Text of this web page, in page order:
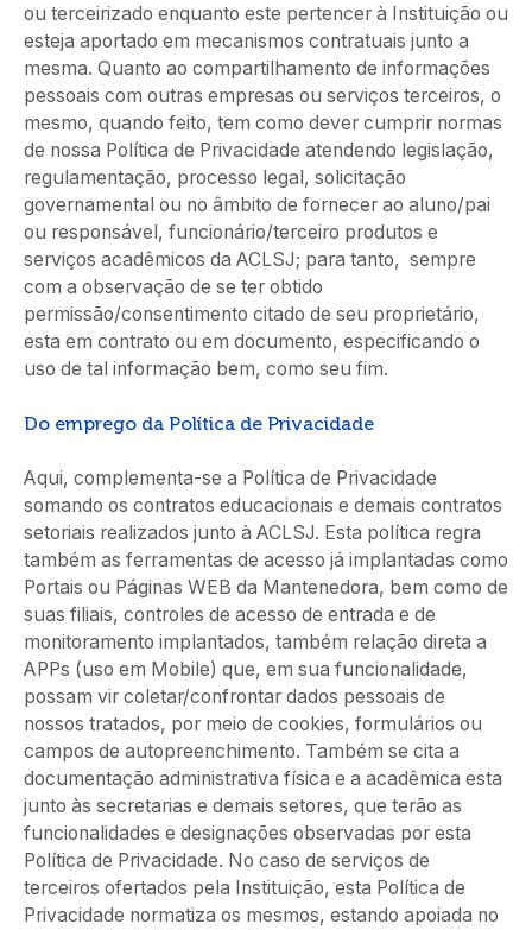
ou terceirizado enquanto este pertencer à Instituição ou
esteja aportado em mecanismos contratuais junto a
mesma. Quanto ao compartilhamento de informações
pessoais com outras empresas ou serviços terceiros, o
mesmo, quando feito, tem como dever cumprir normas
de nossa Política de Privacidade atendendo legislação,
regulamentação, processo legal, solicitação
governamental ou no âmbito de fornecer ao aluno/pai
ou responsável, funcionário/terceiro produtos e
serviços acadêmicos da ACLSJ; para tanto, sempre
com a observação de se ter obtido
permissão/consentimento citado de seu proprietário,
esta em contrato ou em documento, especificando o
uso de tal informação bem, como seu fim.
Do emprego da Política de Privacidade
Aqui, complementa-se a Política de Privacidade
somando os contratos educacionais e demais contratos
setoriais realizados junto à ACLSJ. Esta política regra
também as ferramentas de acesso já implantadas como
Portais ou Páginas WEB da Mantenedora, bem como de
suas filiais, controles de acesso de entrada e de
monitoramento implantados, também relação direta a
APPs (uso em Mobile) que, em sua funcionalidade,
possam vir coletar/confrontar dados pessoais de
nossos tratados, por meio de cookies, formulários ou
campos de autopreenchimento. Também se cita a
documentação administrativa física e a acadêmica esta
junto às secretarias e demais setores, que terão as
funcionalidades e designações observadas por esta
Política de Privacidade. No caso de serviços de
terceiros ofertados pela Instituição, esta Política de
Privacidade normatiza os mesmos, estando apoiada no